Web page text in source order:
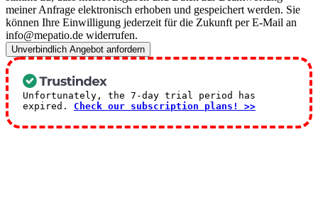
meiner Anfrage elektronisch erhoben und gespeichert werden. Sie
können Ihre Einwilligung jederzeit für die Zukunft per E-Mail an
info@mepatio.de widerrufen.
Unverbindlich Angebot anfordern
Unfortunately, the 7-day trial period has
expired. Check our subscription plans! >>